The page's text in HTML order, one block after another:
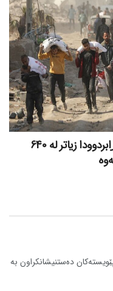
نەتەوە یەکگرتووەکان: لە سێ مانگی ڕابردوودا زیاتر لە 640
دەستنیشانکراون بە